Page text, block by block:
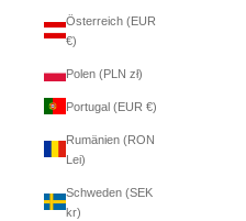
Österreich (EUR
€)
Polen (PLN zł)
Portugal (EUR €)
Rumänien (RON
Lei)
Schweden (SEK
kr)